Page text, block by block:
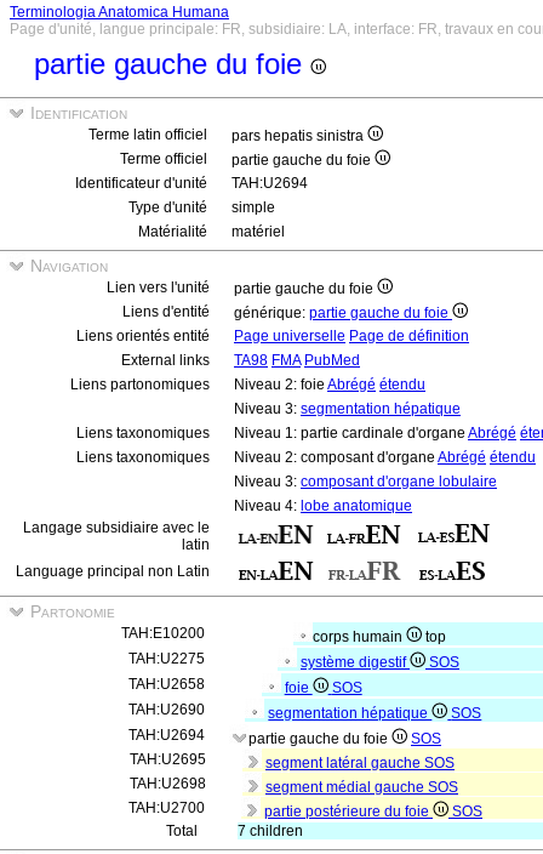
Terminologia Anatomica Humana
Page d'unité, langue principale: FR, subsidiaire: LA, interface: FR, travaux en
partie gauche du foie
Identification
Terme latin officiel
pars hepatis sinistra
Terme officiel
partie gauche du foie
Identificateur d'unité
TAH:U2694
Type d'unité
simple
Matérialité
matériel
Navigation
Lien vers l'unité
partie gauche du foie
Liens d'entité
générique: partie gauche du foie
Liens orientés entité
Page universelle Page de définition
External links
TA98 FMA PubMed
Liens partonomiques
Niveau 2: foie Abrégé étendu
Niveau 3: segmentation hépatique
Liens taxonomiques
Niveau 1: partie cardinale d'organe Abrégé
Liens taxonomiques
Niveau 2: composant d'organe Abrégé étendu
Niveau 3: composant d'organe lobulaire
Niveau 4: lobe anatomique
Langage subsidiaire avec le
latin
Language principal non Latin
Partonomie
TAH:E10200 corps humain
top
TAH:U2275
système digestif
SOS
TAH:U2658
foie
SOS
TAH:U2690
segmentation hépatique
SOS
TAH:U2694
partie gauche du foie
SOS
TAH:U2695
segment latéral gauche SOS
TAH:U2698
segment médial gauche SOS
TAH:U2700
partie postérieure du foie
SOS
Total
7 children